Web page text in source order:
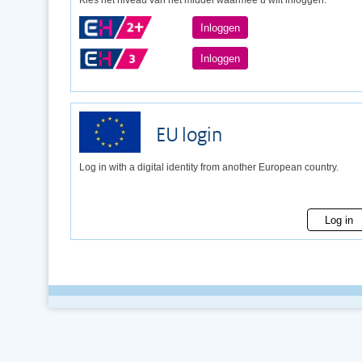
Inloggen
Inloggen
EU login
Log in with a digital identity from another European country.
Log in